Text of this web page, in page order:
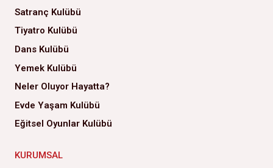
Satranç Kulübü
Tiyatro Kulübü
Dans Kulübü
Yemek Kulübü
Neler Oluyor Hayatta?
Evde Yaşam Kulübü
Eğitsel Oyunlar Kulübü
KURUMSAL